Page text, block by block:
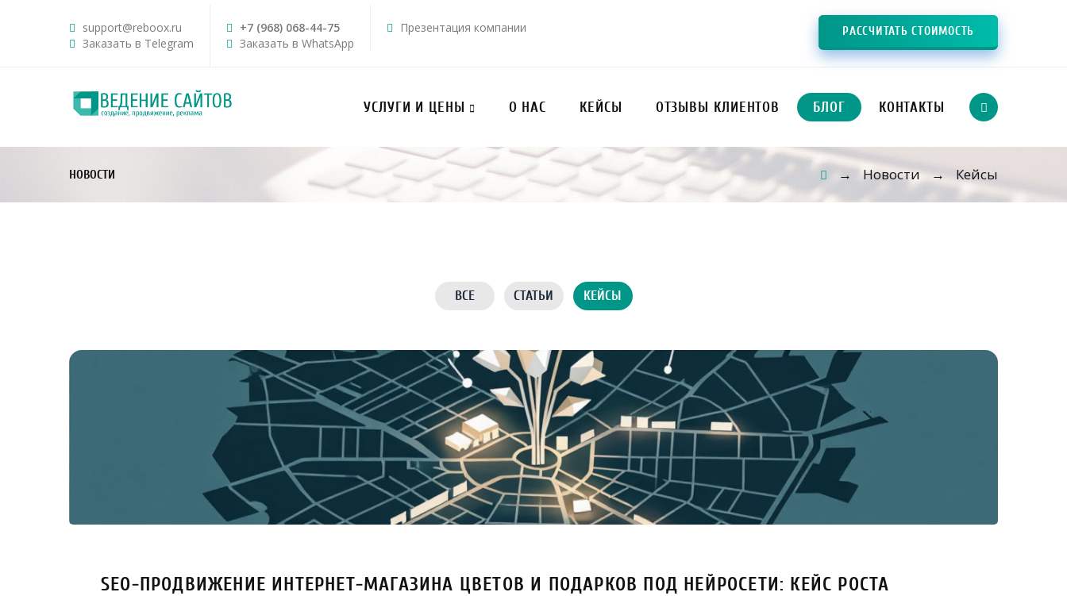
support@reboox.ru
Заказать в Telegram
+7 (968) 068-44-75
Заказать в WhatsApp
Презентация компании РАССЧИТАТЬ СТОИМОСТЬ
УСЛУГИ И ЦЕНЫ О НАС КЕЙСЫ ОТЗЫВЫ КЛИЕНТОВ БЛОГ КОНТАКТЫ
НОВОСТИ → Новости → Кейсы
ВСЕ СТАТЬИ КЕЙСЫ
SEO-ПРОДВИЖЕНИЕ ИНТЕРНЕТ-МАГАЗИНА ЦВЕТОВ И ПОДАРКОВ ПОД НЕЙРОСЕТИ: КЕЙС РОСТА